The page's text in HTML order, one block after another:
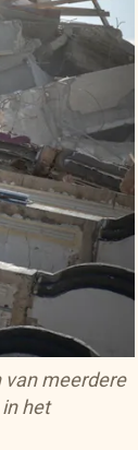
van meerdere
het